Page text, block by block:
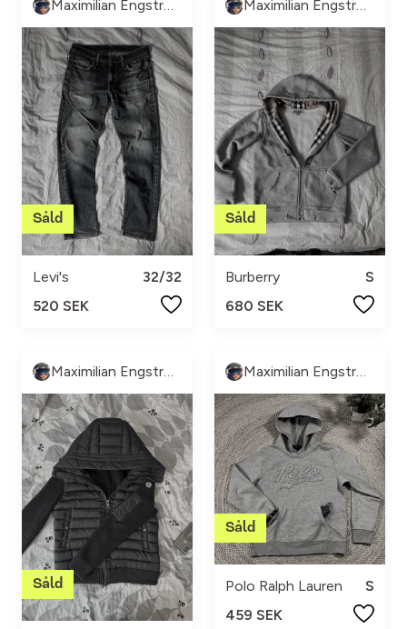
Maximilian Engström
Levi's
32/32
520 SEK
Maximilian Engström
Burberry
S
680 SEK
Polo Ralph Lauren
S
459 SEK